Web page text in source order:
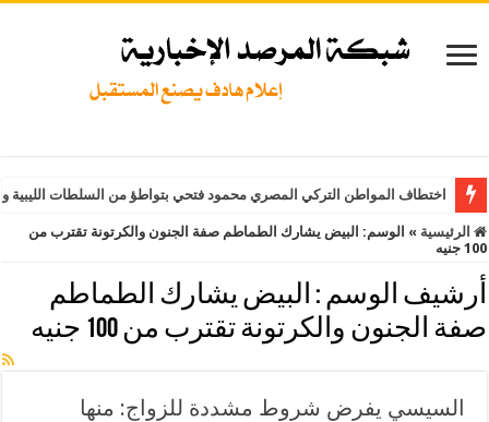
اختطاف المواطن التركي المصري محمود فتحي بتواطؤ من السلطات
الرئيسية » الوسم: البيض يشارك الطماطم صفة الجنون والكرتونة تقترب من
100 جنيه
أرشيف الوسم : البيض يشارك الطماطم
صفة الجنون والكرتونة تقترب من 100 جنيه
السيسي يفرض شروط مشددة للزواج: منها